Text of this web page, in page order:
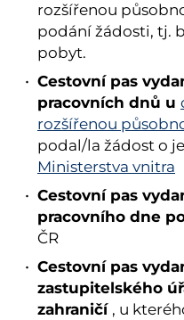
rozšířenou
podání žádosti, tj.
pobyt.
Cestovní pas
pracovních dnů u
rozšířenou
podal/la žádost o
Ministerstva vnitra
Cestovní pas
pracovního dne
ČR
Cestovní pas
zastupitelského
zahraničí , u